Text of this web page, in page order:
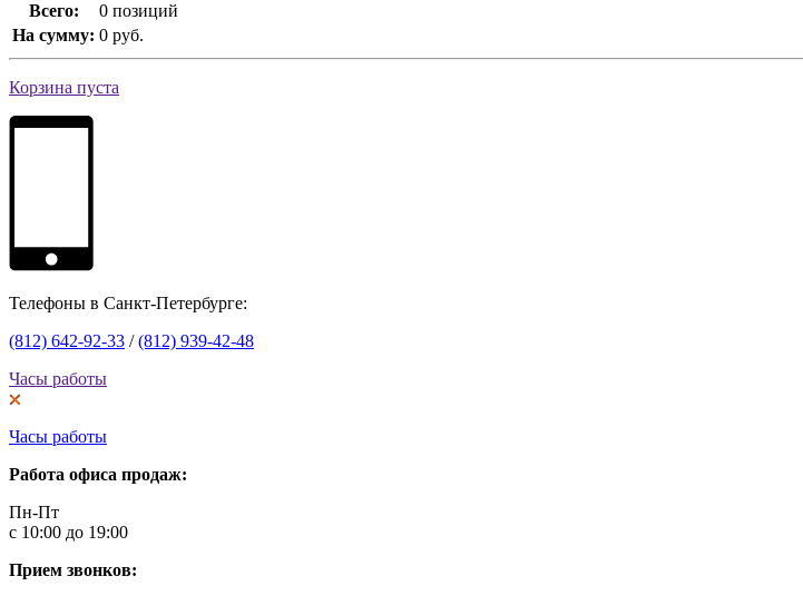
Всего:
0 позиций
На сумму: 0 руб.
Корзина пуста
Телефоны в Санкт-Петербурге:
(812) 642-92-33 /(812) 939-42-48
Часы работы
Часы работы
Работа офиса продаж:
Пн-Пт
с 10:00 до 19:00
Прием звонков: